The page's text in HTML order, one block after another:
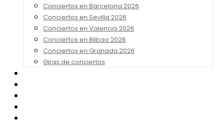
Conciertos en Barcelona 2026
Conciertos en Sevilla 2026
Conciertos en Valencia 2026
Conciertos en Bilbao 2026
Conciertos en Granada 2026
Giras de conciertos